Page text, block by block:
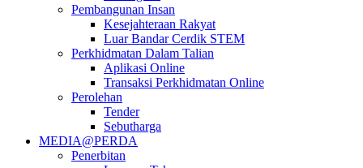
Pembangunan Insan
Kesejahteraan Rakyat
Luar Bandar Cerdik STEM
Perkhidmatan Dalam Talian
Aplikasi Online
Transaksi Perkhidmatan Online
Perolehan
Tender
Sebutharga
MEDIA@PERDA
Penerbitan